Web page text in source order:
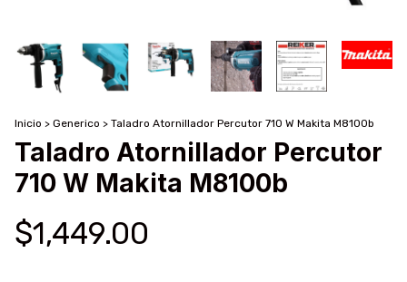
Inicio > Generico > Taladro Atornillador Percutor 710 W Makita M8100b
Taladro Atornillador Percutor
710 W Makita M8100b
$1,449.00